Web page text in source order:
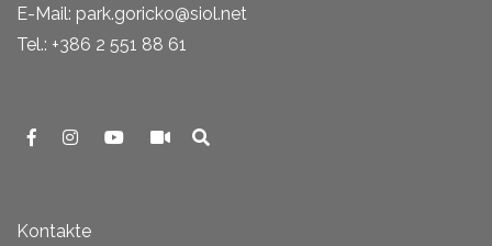
E-Mail: park.goricko@siol.net
Tel.: +386 2 551 88 61
Kontakte